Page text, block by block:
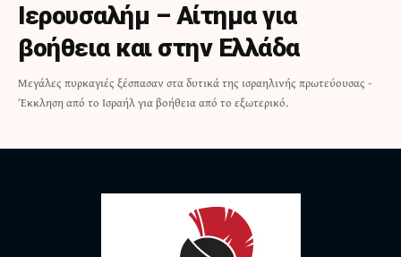
Ιερουσαλήμ – Αίτημα για
βοήθεια και στην Ελλάδα
Μεγάλες πυρκαγιές ξέσπασαν στα δυτικά της ισραηλινής πρωτεύουσας -
Έκκληση από το Ισραήλ για βοήθεια από το εξωτερικό.